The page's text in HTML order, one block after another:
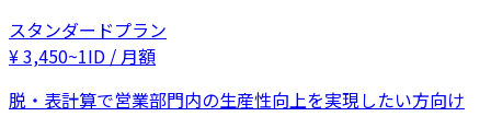
スタンダードプラン
¥3,450~1ID / 月額
脱・表計算で営業部門内の生産性向上を実現したい方向け